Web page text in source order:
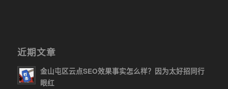
近期文章
金山屯区云点SEO效果事实怎么样？因为太好招同行
眼红